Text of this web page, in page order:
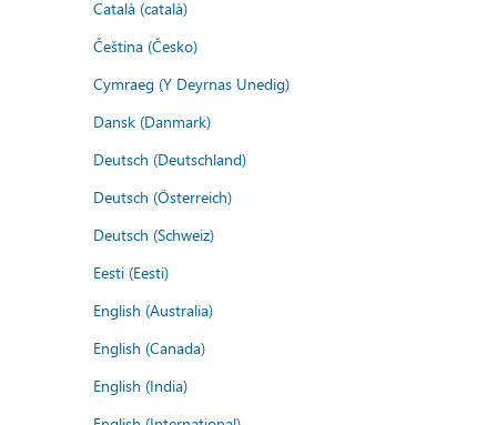
Català (català)
Čeština (Česko)
Cymraeg (Y Deyrnas Unedig)
Dansk (Danmark)
Deutsch (Deutschland)
Deutsch (Österreich)
Deutsch (Schweiz)
Eesti (Eesti)
English (Australia)
English (Canada)
English (India)